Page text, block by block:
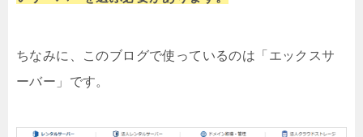
ちなみに、このブログで使っているのは「エックスサ
ーバー」です。